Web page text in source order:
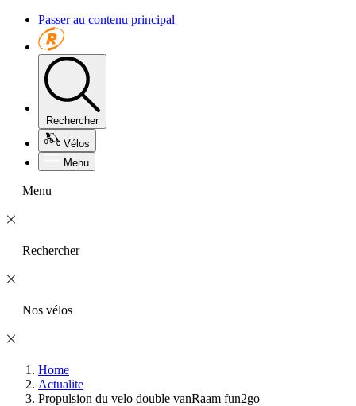
Passer au contenu principal
Rechercher
Vélos
Menu
Menu
Rechercher
Nos vélos
Home
Actualite
Propulsion du velo double vanRaam fun2go